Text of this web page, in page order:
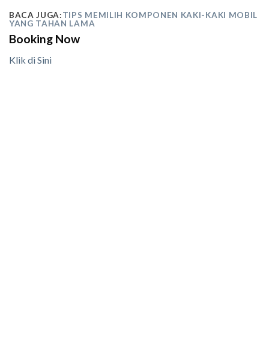
BACA JUGA:TIPS MEMILIH KOMPONEN KAKI-KAKI MOBIL
YANG TAHAN LAMA
Booking Now
Klik di Sini